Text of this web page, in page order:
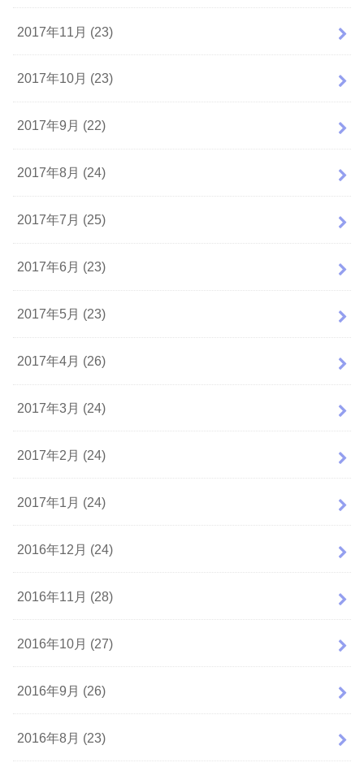
2017年11月 (23)
2017年10月 (23)
2017年9月 (22)
2017年8月 (24)
2017年7月 (25)
2017年6月 (23)
2017年5月 (23)
2017年4月 (26)
2017年3月 (24)
2017年2月 (24)
2017年1月 (24)
2016年12月 (24)
2016年11月 (28)
2016年10月 (27)
2016年9月 (26)
2016年8月 (23)